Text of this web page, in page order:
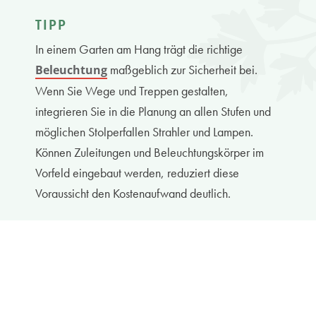
TIPP
In einem Garten am Hang trägt die richtige
Beleuchtung maßgeblich zur Sicherheit bei.
Wenn Sie Wege und Treppen gestalten,
integrieren Sie in die Planung an allen Stufen und
möglichen Stolperfallen Strahler und Lampen.
Können Zuleitungen und Beleuchtungskörper im
Vorfeld eingebaut werden, reduziert diese
Voraussicht den Kostenaufwand deutlich.